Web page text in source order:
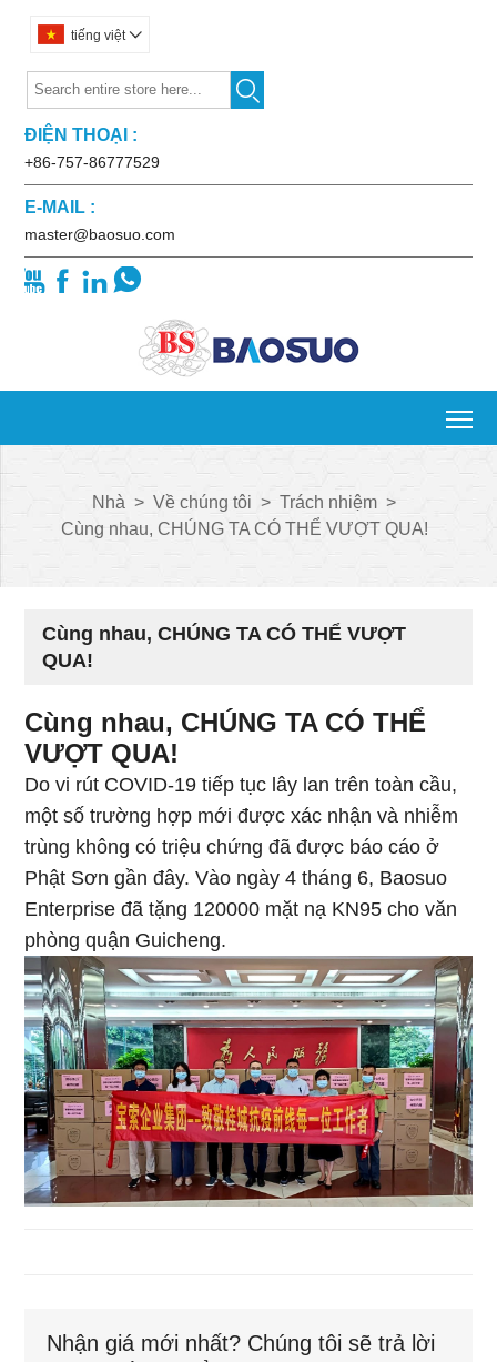
tiếng việt 

ĐIỆN THOẠI :
+86-757-86777529
E-MAIL :
master@baosuo.com
   
Nhà > Về chúng tôi > Trách nhiệm >
Cùng nhau, CHÚNG TA CÓ THỂ VƯỢT QUA!
Cùng nhau, CHÚNG TA CÓ THỂ VƯỢT
QUA!
Cùng nhau, CHÚNG TA CÓ THỂ
VƯỢT QUA!
Do vi rút COVID-19 tiếp tục lây lan trên toàn cầu,
một số trường hợp mới được xác nhận và nhiễm
trùng không có triệu chứng đã được báo cáo ở
Phật Sơn gần đây. Vào ngày 4 tháng 6, Baosuo
Enterprise đã tặng 120000 mặt nạ KN95 cho văn
phòng quận Guicheng.
Nhận giá mới nhất? Chúng tôi sẽ trả lời